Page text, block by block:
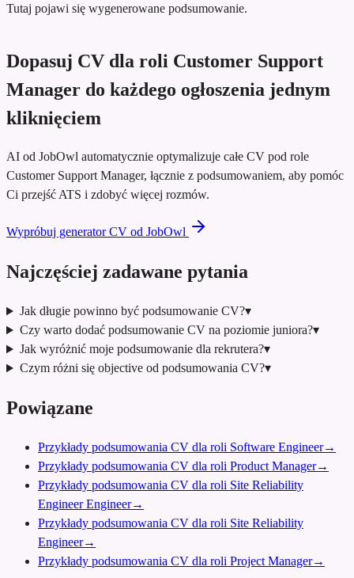
Tutaj pojawi się wygenerowane podsumowanie.
Dopasuj CV dla roli Customer Support
Manager do każdego ogłoszenia jednym
kliknięciem
AI od JobOwl automatycznie optymalizuje całe CV pod role
Customer Support Manager, łącznie z podsumowaniem, aby pomóc
Ci przejść ATS i zdobyć więcej rozmów.
Wypróbuj generator CV od JobOwl
Najczęściej zadawane pytania
Jak długie powinno być podsumowanie CV?▾
Czy warto dodać podsumowanie CV na poziomie juniora?▾
Jak wyróżnić moje podsumowanie dla rekrutera?▾
Czym różni się objective od podsumowania CV?▾
Powiązane
Przykłady podsumowania CV dla roli Software Engineer→
Przykłady podsumowania CV dla roli Product Manager→
Przykłady podsumowania CV dla roli Site Reliability
Engineer Engineer→
Przykłady podsumowania CV dla roli Site Reliability
Engineer→
Przykłady podsumowania CV dla roli Project Manager→